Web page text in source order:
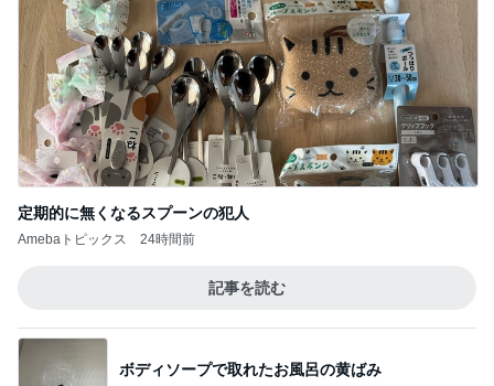
定期的に無くなるスプーンの犯人
Amebaトピックス 24時間前
記事を読む
ボディソープで取れたお風呂の黄ばみ